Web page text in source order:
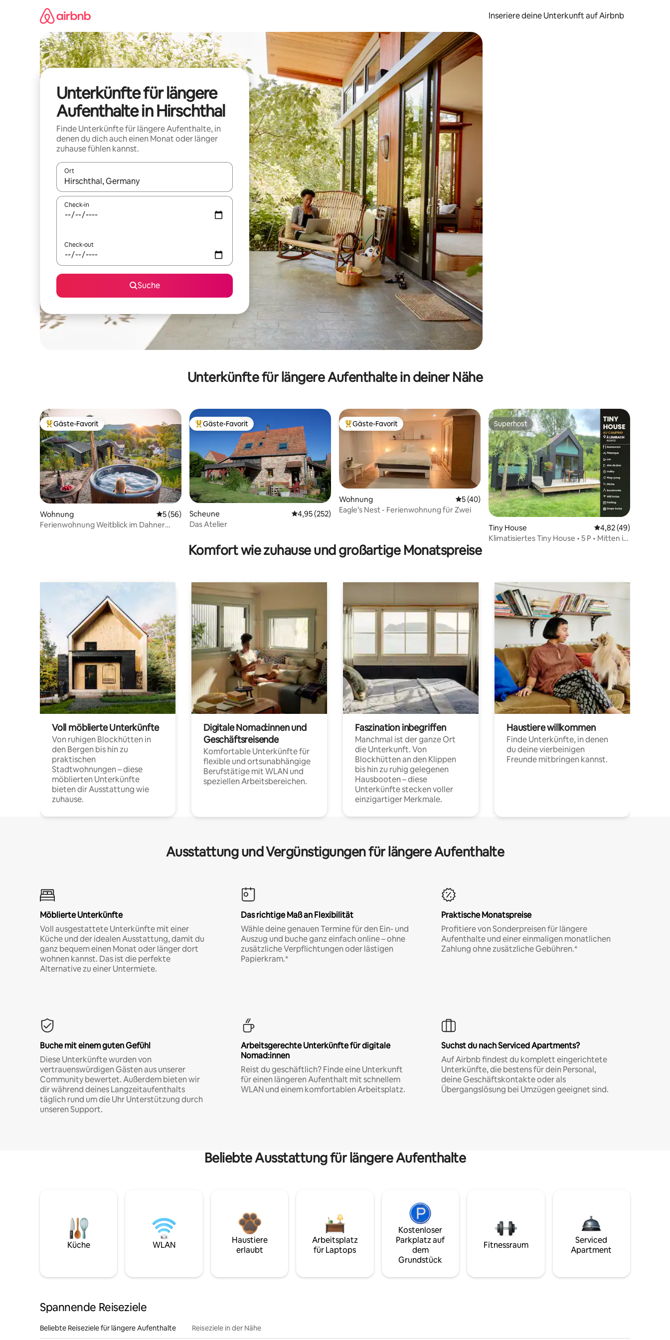
Inseriere deine Unterkunft auf Airbnb
Unterkünfte für längere
Aufenthalte in Hirschthal
Finde Unterkünfte für längere Aufenthalte, in
denen du dich auch einen Monat oder länger
zuhause fühlen kannst.
Ort
Wenn Ergebnisse verfügbar sind, navigiere mit den Pfeiltasten nach oben und unten oder erkunde die Ergebnisse durch Berühren oder Wischgesten.
Check-in
Check-out
Suche
Unterkünfte für längere Aufenthalte in deiner Nähe
Beliebter Gäste-Favorit.
Gäste-Favorit
Wohnung Durchschnittliche Bewertung: 5 von 5, 56 Bewertungen
5 (56)
Ferienwohnung Weitblick im Dahner
Beliebter Gäste-Favorit.
Gäste-Favorit
Scheune Durchschnittliche Bewertung: 4,95 von 5, 252 Bewertungen
4,95 (252)
Das Atelier
Beliebter Gäste-Favorit.
Gäste-Favorit
Wohnung Durchschnittliche Bewertung: 5 von 5, 40 Bewertungen
5 (40)
Eagle’s Nest - Ferienwohnung für Zwei
Superhost
Superhost
Tiny House Durchschnittliche
4,82 (49)
Klimatisiertes Tiny House • 5 P • Mitten im
Komfort wie zuhause und großartige Monatspreise
Voll möblierte Unterkünfte
Von ruhigen Blockhütten in
den Bergen bis hin zu
praktischen
Stadtwohnungen – diese
möblierten Unterkünfte
bieten dir Ausstattung wie
zuhause.
Digitale Nomad:innen und
Geschäftsreisende
Komfortable Unterkünfte für
flexible und ortsunabhängige
Berufstätige mit WLAN und
speziellen Arbeitsbereichen.
Faszination inbegriffen
Manchmal ist der ganze Ort
die Unterkunft. Von
Blockhütten an den Klippen
bis hin zu ruhig gelegenen
Hausbooten – diese
Unterkünfte stecken voller
einzigartiger Merkmale.
Haustiere willkommen
Finde Unterkünfte, in denen
du deine vierbeinigen
Freunde mitbringen kannst.
Ausstattung und Vergünstigungen für längere Aufenthalte
Möblierte Unterkünfte
Voll ausgestattete Unterkünfte mit einer
Küche und der idealen Ausstattung, damit du
ganz bequem einen Monat oder länger dort
wohnen kannst. Das ist die perfekte
Alternative zu einer Untermiete.
Das richtige Maß an Flexibilität
Wähle deine genauen Termine für den Ein- und
Auszug und buche ganz einfach online – ohne
zusätzliche Verpflichtungen oder lästigen
Papierkram.*
Praktische Monatspreise
Profitiere von Sonderpreisen für längere
Aufenthalte und einer einmaligen monatlichen
Zahlung ohne zusätzliche Gebühren.*
Buche mit einem guten Gefühl
Diese Unterkünfte wurden von
vertrauenswürdigen Gästen aus unserer
Community bewertet. Außerdem bieten wir
dir während deines Langzeitaufenthalts
täglich rund um die Uhr Unterstützung durch
unseren Support.
Arbeitsgerechte Unterkünfte für digitale
Nomad:innen
Reist du geschäftlich? Finde eine Unterkunft
für einen längeren Aufenthalt mit schnellem
WLAN und einem komfortablen Arbeitsplatz.
Suchst du nach Serviced Apartments?
Auf Airbnb findest du komplett eingerichtete
Unterkünfte, die bestens für dein Personal,
deine Geschäftskontakte oder als
Übergangslösung bei Umzügen geeignet sind.
Beliebte Ausstattung für längere Aufenthalte
Küche WLAN
Haustiere
erlaubt
Arbeitsplatz
für Laptops
Kostenloser
Parkplatz auf
dem
Grundstück
Fitnessraum
Serviced
Apartment
Spannende Reiseziele
Beliebte Reiseziele für längere Aufenthalte Reiseziele in der Nähe